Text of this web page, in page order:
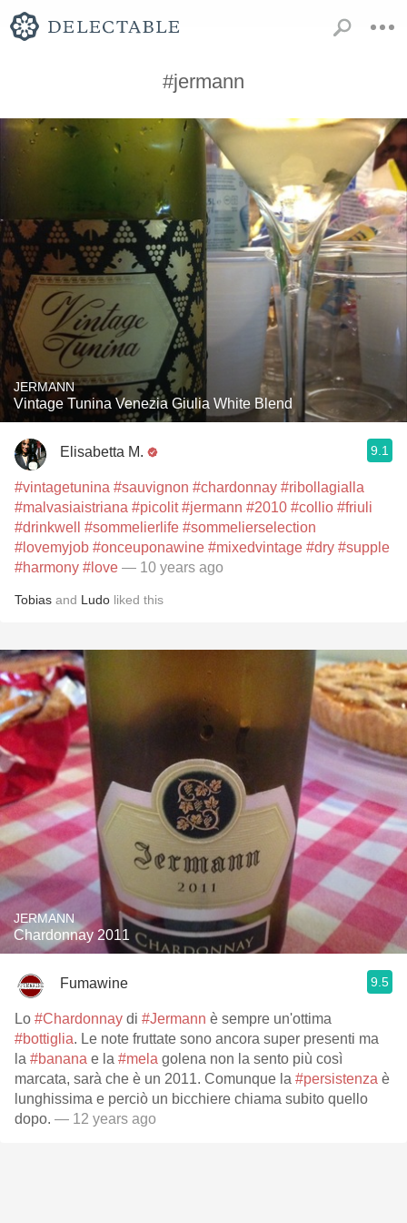
#jermann
JERMANN
Vintage Tunina Venezia Giulia White Blend
Elisabetta M. 9.1
#vintagetunina #sauvignon #chardonnay #ribollagialla
#malvasiaistriana #picolit #jermann #2010 #collio #friuli
#drinkwell
#sommelierlife #sommelierselection
#lovemyjob #onceuponawine #mixedvintage #dry #supple
#harmony #love — 10 years ago
Tobias and Ludo liked this
JERMANN
Chardonnay 2011
Fumawine 9.5
Lo #Chardonnay di #Jermann è sempre un'ottima
#bottiglia. Le note fruttate sono ancora super presenti ma
la #banana e la #mela golena non la sento più così
marcata, sarà che è un 2011. Comunque la #persistenza è
lunghissima e perciò un bicchiere chiama subito quello
dopo. — 12 years ago